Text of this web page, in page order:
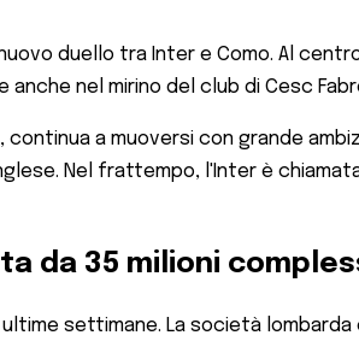
duello tra Inter e Como. Al
nel mirino del club di Cesc
a muoversi con grande
Nel frattempo, l'Inter è
da 35 milioni
settimane. La società